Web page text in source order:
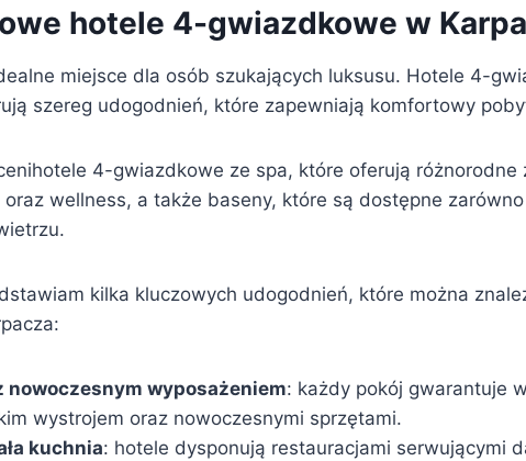
hotele 4-gwiazdkowe w
miejsce dla osób szukających luksusu. Hotele 4-
szereg udogodnień, które zapewniają komfortowy
4-gwiazdkowe ze spa, które oferują różnorodne
oraz wellness, a także baseny, które są dostępne
kilka kluczowych udogodnień, które można
nowoczesnym wyposażeniem: każdy pokój gwarantuje
wystrojem oraz nowoczesnymi sprzętami.
kuchnia: hotele dysponują restauracjami serwującymi